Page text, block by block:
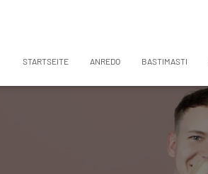
STARTSEITE ANREDO BASTIMASTI